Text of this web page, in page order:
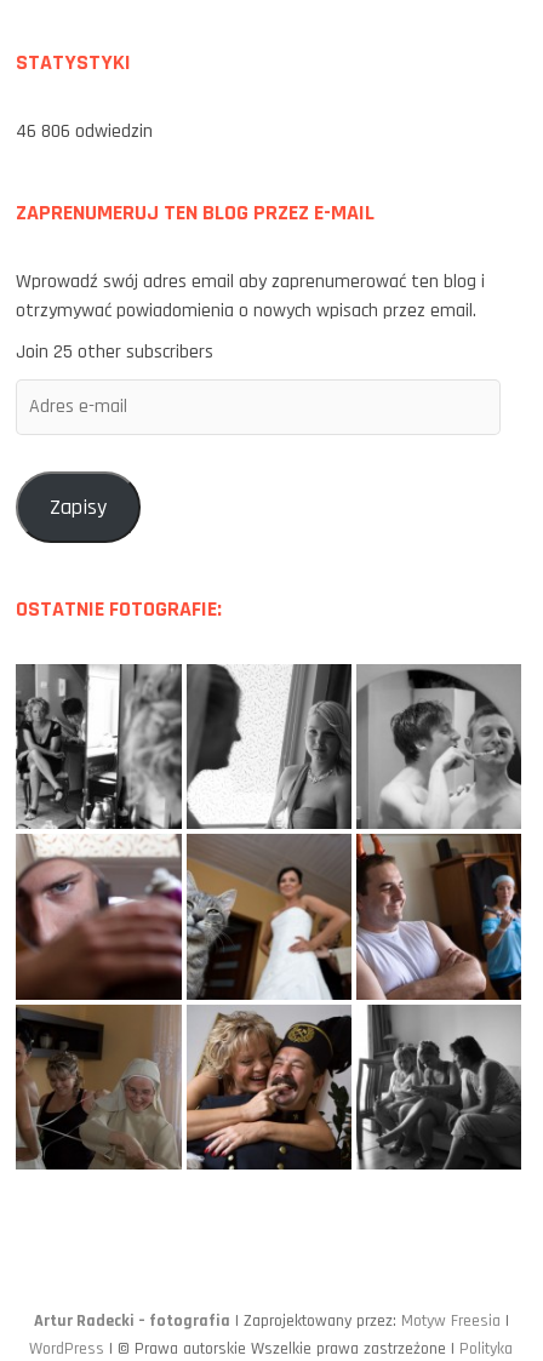
STATYSTYKI
46 806 odwiedzin
ZAPRENUMERUJ TEN BLOG PRZEZ E-MAIL
Wprowadź swój adres email aby zaprenumerować ten blog i
otrzymywać powiadomienia o nowych wpisach przez email.
Join 25 other subscribers
Zapisy
OSTATNIE FOTOGRAFIE:
Artur Radecki – fotografia | Zaprojektowany przez: Motyw Freesia |
WordPress | © Prawa autorskie Wszelkie prawa zastrzeżone | Polityka